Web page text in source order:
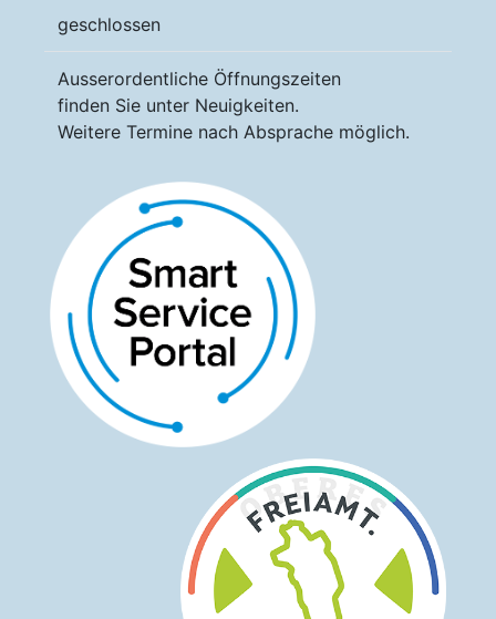
geschlossen
Ausserordentliche Öffnungszeiten
finden Sie unter Neuigkeiten.
Weitere Termine nach Absprache möglich.